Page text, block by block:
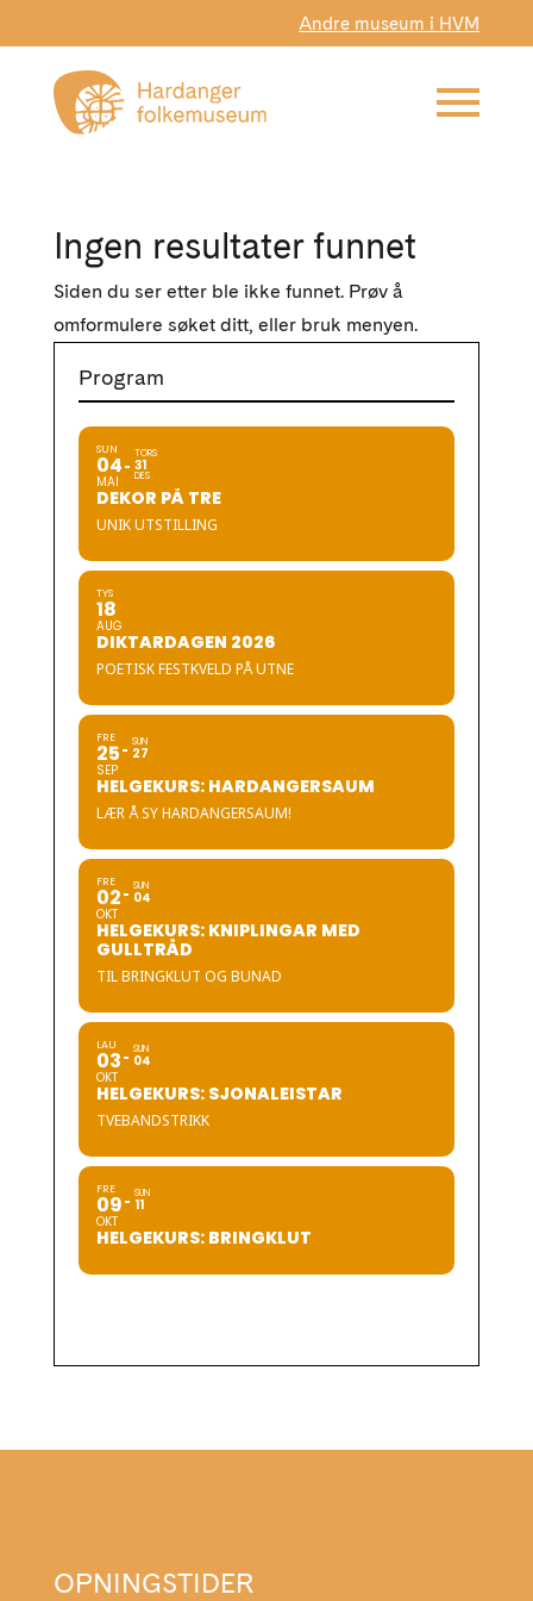
Andre museum i HVM
Ingen resultater funnet
Siden du ser etter ble ikke funnet. Prøv å
omformulere søket ditt, eller bruk menyen.
Program
SUN
04
MAI
TORS
31
DES
DEKOR PÅ TRE
UNIK UTSTILLING
TYS
18
AUG
DIKTARDAGEN 2026
POETISK FESTKVELD PÅ UTNE
FRE
25
SEP
SUN
27
HELGEKURS: HARDANGERSAUM
LÆR Å SY HARDANGERSAUM!
FRE
02
OKT
SUN
04
HELGEKURS: KNIPLINGAR MED
GULLTRÅD
TIL BRINGKLUT OG BUNAD
LAU
03
OKT
SUN
04
HELGEKURS: SJONALEISTAR
TVEBANDSTRIKK
FRE
09
OKT
SUN
11
HELGEKURS: BRINGKLUT
OPNINGSTIDER